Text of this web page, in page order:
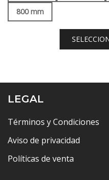
800 mm
LEGAL
Términos y Condiciones
Aviso de privacidad
Políticas de venta